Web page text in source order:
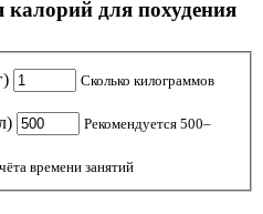
для похудения
Сколько килограммов
Рекомендуется 500–
времени занятий